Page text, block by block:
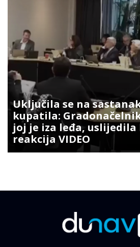
Uključila se na
kupatila:
joj je iza leđa,
reakcija VIDEO